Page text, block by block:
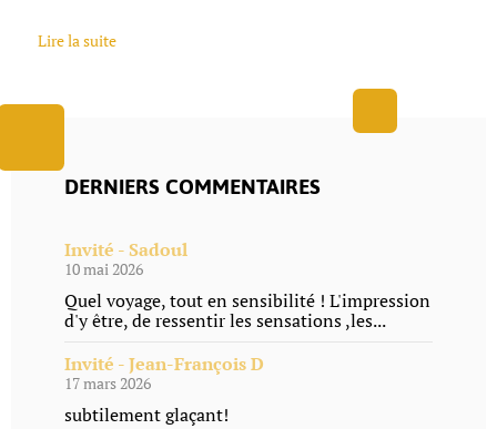
Lire la suite
DERNIERS COMMENTAIRES
Invité - Sadoul
10 mai 2026
Quel voyage, tout en sensibilité ! L'impression
d'y être, de ressentir les sensations ,les...
Invité - Jean-François D
17 mars 2026
subtilement glaçant!